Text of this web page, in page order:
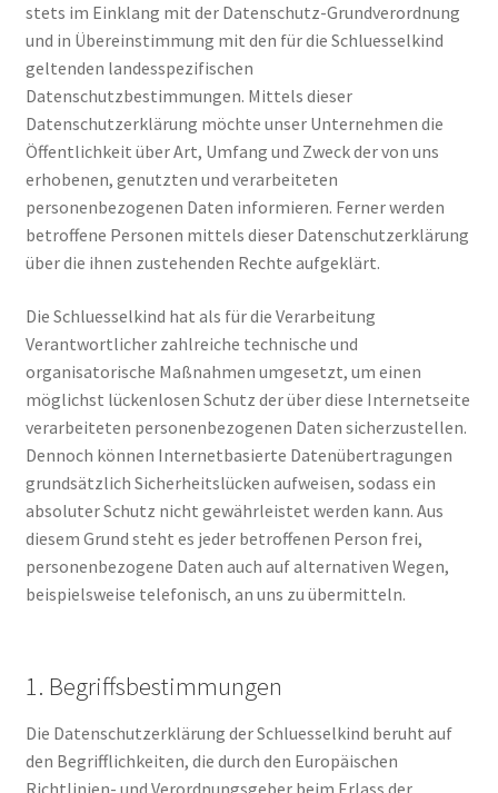
stets im Einklang mit der Datenschutz-Grundverordnung
und in Übereinstimmung mit den für die Schluesselkind
geltenden landesspezifischen
Datenschutzbestimmungen. Mittels dieser
Datenschutzerklärung möchte unser Unternehmen die
Öffentlichkeit über Art, Umfang und Zweck der von uns
erhobenen, genutzten und verarbeiteten
personenbezogenen Daten informieren. Ferner werden
betroffene Personen mittels dieser Datenschutzerklärung
über die ihnen zustehenden Rechte aufgeklärt.
Die Schluesselkind hat als für die Verarbeitung
Verantwortlicher zahlreiche technische und
organisatorische Maßnahmen umgesetzt, um einen
möglichst lückenlosen Schutz der über diese Internetseite
verarbeiteten personenbezogenen Daten sicherzustellen.
Dennoch können Internetbasierte Datenübertragungen
grundsätzlich Sicherheitslücken aufweisen, sodass ein
absoluter Schutz nicht gewährleistet werden kann. Aus
diesem Grund steht es jeder betroffenen Person frei,
personenbezogene Daten auch auf alternativen Wegen,
beispielsweise telefonisch, an uns zu übermitteln.
1. Begriffsbestimmungen
Die Datenschutzerklärung der Schluesselkind beruht auf
den Begrifflichkeiten, die durch den Europäischen
Richtlinien- und Verordnungsgeber beim Erlass der